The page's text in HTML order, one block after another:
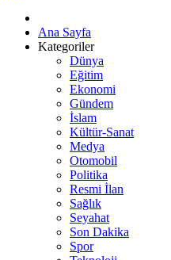
Ana Sayfa
Kategoriler
Dünya
Eğitim
Ekonomi
Gündem
İslam
Kültür-Sanat
Medya
Otomobil
Politika
Resmi İlan
Sağlık
Seyahat
Son Dakika
Spor